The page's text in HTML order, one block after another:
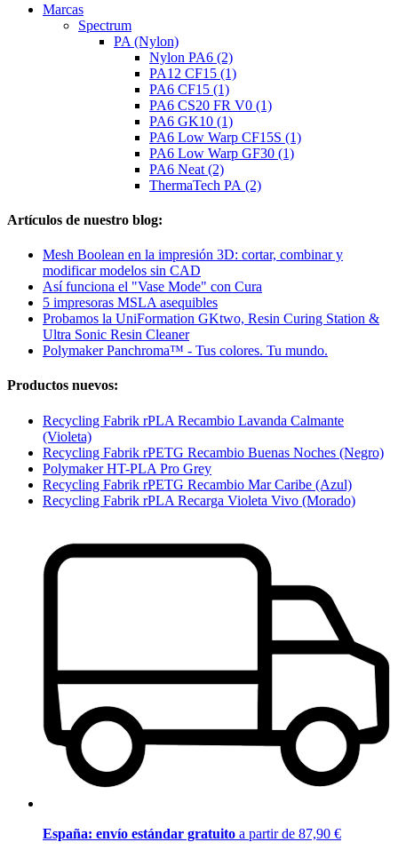
Marcas
Spectrum
PA (Nylon)
Nylon PA6 (2)
PA12 CF15 (1)
PA6 CF15 (1)
PA6 CS20 FR V0 (1)
PA6 GK10 (1)
PA6 Low Warp CF15S (1)
PA6 Low Warp GF30 (1)
PA6 Neat (2)
ThermaTech PA (2)
Artículos de nuestro blog:
Mesh Boolean en la impresión 3D: cortar, combinar y
modificar modelos sin CAD
Así funciona el "Vase Mode" con Cura
5 impresoras MSLA asequibles
Probamos la UniFormation GKtwo, Resin Curing Station &
Ultra Sonic Resin Cleaner
Polymaker Panchroma™ - Tus colores. Tu mundo.
Productos nuevos:
Recycling Fabrik rPLA Recambio Lavanda Calmante
(Violeta)
Recycling Fabrik rPETG Recambio Buenas Noches (Negro)
Polymaker HT-PLA Pro Grey
Recycling Fabrik rPETG Recambio Mar Caribe (Azul)
Recycling Fabrik rPLA Recarga Violeta Vivo (Morado)
España: envío estándar gratuito a partir de 87,90 €